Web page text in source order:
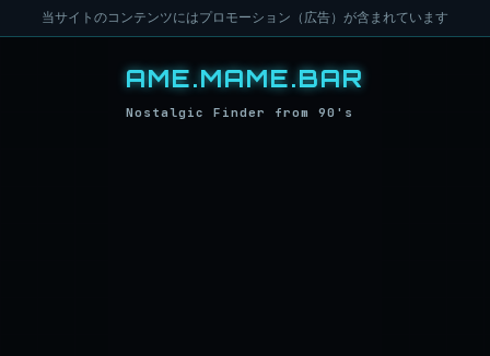
当サイトのコンテンツにはプロモーション（広告）が含まれています